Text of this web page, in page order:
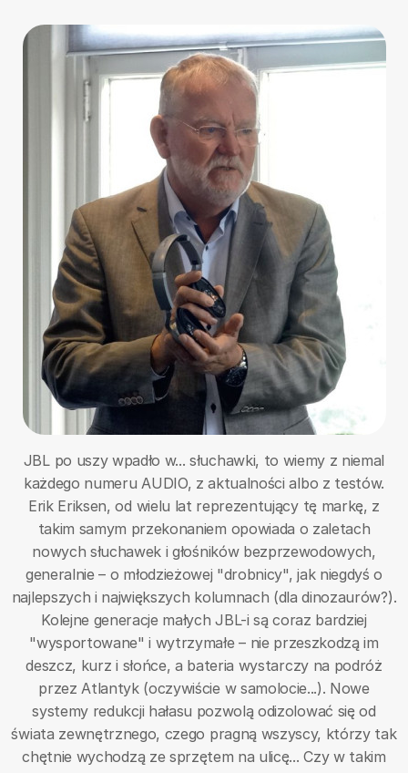
JBL po uszy wpadło w... słuchawki, to wiemy z niemal
każdego numeru AUDIO, z aktualności albo z testów.
Erik Eriksen, od wielu lat reprezentujący tę markę, z
takim samym przekonaniem opowiada o zaletach
nowych słuchawek i głośników bezprzewodowych,
generalnie – o młodzieżowej "drobnicy", jak niegdyś o
najlepszych i największych kolumnach (dla dinozaurów?).
Kolejne generacje małych JBL-i są coraz bardziej
"wysportowane" i wytrzymałe – nie przeszkodzą im
deszcz, kurz i słońce, a bateria wystarczy na podróż
przez Atlantyk (oczywiście w samolocie...). Nowe
systemy redukcji hałasu pozwolą odizolować się od
świata zewnętrznego, czego pragną wszyscy, którzy tak
chętnie wychodzą ze sprzętem na ulicę... Czy w takim